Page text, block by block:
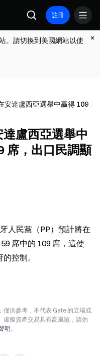
註冊
。請切換到美國網站以使
安達盧西亞選舉中贏得 109
盧西亞選舉中
席，出口民調顯
人民黨（PP）預計將在
席中的 109 席，這使
控制。
供參考，不代表 Gate 的立場或
虛擬資產交易具有高風險，請勿
明。